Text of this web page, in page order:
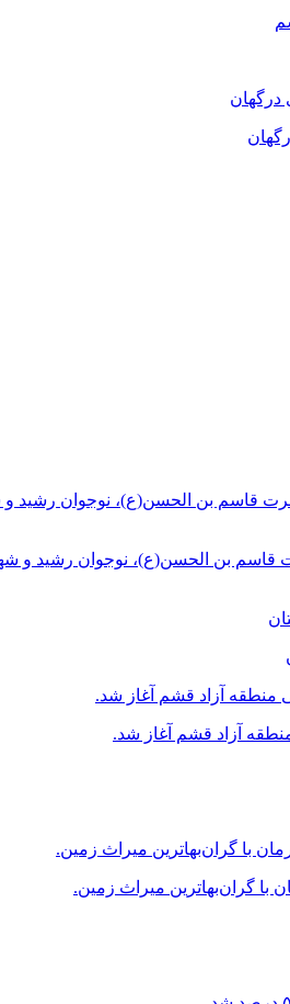
بن الحسن(ع)، نوجوان رشید و
آزاد قشم آغاز شد.
گران‌بهاترین میراث زمین.